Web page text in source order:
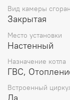
Вид камеры
Закрытая
Место установки
Настенный
Назначение котла
ГВС,
Встроенный